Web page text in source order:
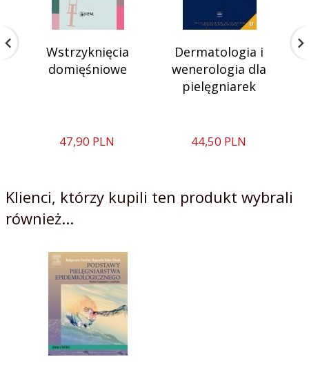
Wstrzyknięcia
domięśniowe
47,90 PLN
Dermatologia i
wenerologia dla
pielęgniarek
44,50 PLN
Klienci, którzy kupili ten produkt wybrali
również...